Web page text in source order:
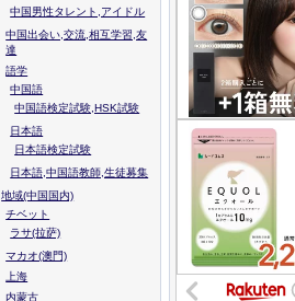
中国男性タレント,アイドル
中国出会い,交流,相互学習,友
達
語学
中国語
中国語検定試験,HSK試験
日本語
日本語検定試験
日本語,中国語教師,生徒募集
地域(中国国内)
チベット
ラサ(拉萨)
マカオ(澳門)
上海
内蒙古